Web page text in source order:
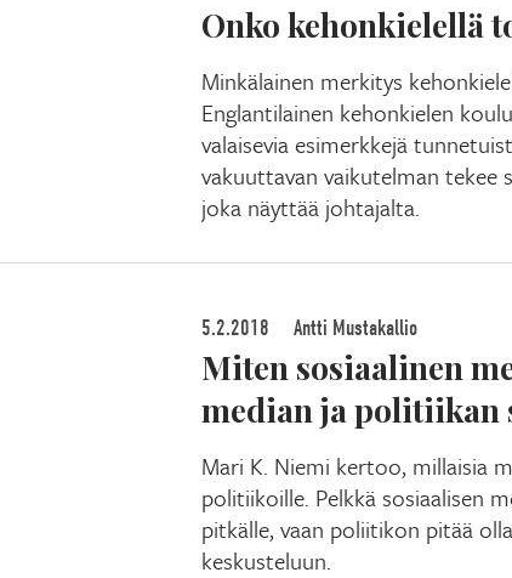
Onko kehonkielellä
Minkälainen merkitys
Englantilainen kehonkielen
valaisevia esimerkkejä
vakuuttavan vaikutelman tekee
joka näyttää johtajalta.
5.2.2018 Antti Mustakallio
Miten sosiaalinen
median ja politiikan
Mari K. Niemi kertoo, millaisia
politiikoille. Pelkkä sosiaalisen
pitkälle, vaan poliitikon pitää
keskusteluun.